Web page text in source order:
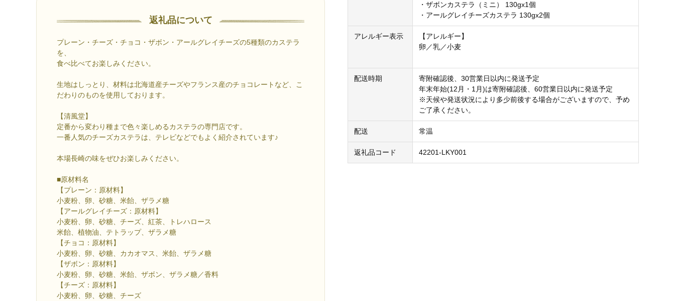
返礼品について
プレーン・チーズ・チョコ・ザボン・アールグレイチーズの5種類のカステラ
を、
食べ比べてお楽しみください。
生地はしっとり、材料は北海道産チーズやフランス産のチョコレートなど、こ
だわりのものを使用しております。
【清風堂】
定番から変わり種まで色々楽しめるカステラの専門店です。
一番人気のチーズカステラは、テレビなどでもよく紹介されています♪
本場長崎の味をぜひお楽しみください。
■原材料名
【プレーン：原材料】
小麦粉、卵、砂糖、米飴、ザラメ糖
【アールグレイチーズ：原材料】
小麦粉、卵、砂糖、チーズ、紅茶、トレハロース
米飴、植物油、テトラップ、ザラメ糖
【チョコ：原材料】
小麦粉、卵、砂糖、カカオマス、米飴、ザラメ糖
【ザボン：原材料】
小麦粉、卵、砂糖、米飴、ザボン、ザラメ糖／香料
【チーズ：原材料】
小麦粉、卵、砂糖、チーズ
・ザボンカステラ（ミニ） 130gx1個
・アールグレイチーズカステラ 130gx2個
アレルギー表示
【アレルギー】
卵／乳／小麦
配送時期
寄附確認後、30営業日以内に発送予定
年末年始(12月・1月)は寄附確認後、60営業日以内に発送予定
※天候や発送状況により多少前後する場合がございますので、予め
ご了承ください。
配送 常温
返礼品コード 42201-LKY001